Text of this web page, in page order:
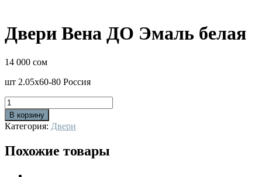
Двери Вена ДО Эмаль белая
14 000 сом
шт 2.05х60-80 Россия
Количество
В корзину
Категория: Двери
Похожие товары